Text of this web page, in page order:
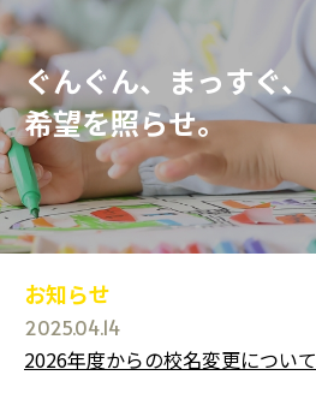
ぐんぐん、まっすぐ、
希望を照らせ。
お知らせ
2025.04.14
2026年度からの校名変更について